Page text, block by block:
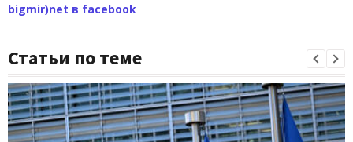
bigmir)net в facebook
Статьи по теме